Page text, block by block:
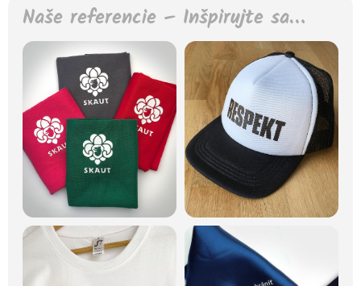
Naše referencie – Inšpirujte sa…